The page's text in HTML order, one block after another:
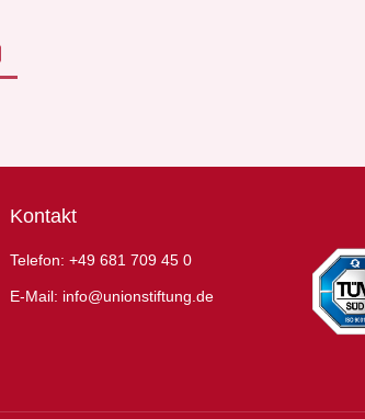
Kontakt
Telefon: +49 681 709 45 0
E-Mail: info@unionstiftung.de